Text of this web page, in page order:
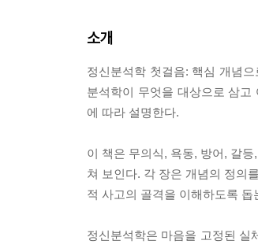
소개
정신분석학 첫걸음: 핵심 개념
분석학이 무엇을 대상으로 삼
에 따라 설명한다.
이 책은 무의식, 욕동, 방어, 갈
쳐 보인다. 각 장은 개념의 정의
적 사고의 골격을 이해하도록 돕
정신분석학은 마음을 고정된 실